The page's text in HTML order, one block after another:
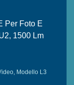
Per Foto E
1500 Lm
Modello L3